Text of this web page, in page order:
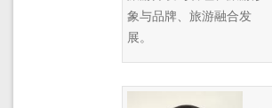
象与品牌、旅游融合发
展。